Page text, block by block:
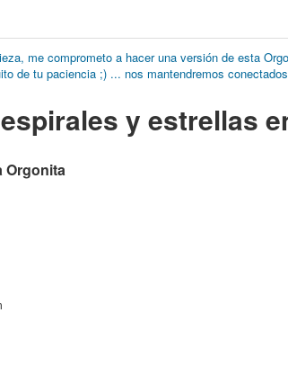
me comprometo a hacer una versión de esta
de tu paciencia ;) ... nos mantendremos
y estrellas
Orgonita